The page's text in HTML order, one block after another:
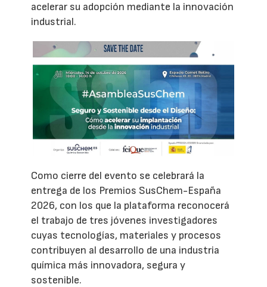
acelerar su adopción mediante la innovación
industrial.
Como cierre del evento se celebrará la
entrega de los Premios SusChem-España
2026, con los que la plataforma reconocerá
el trabajo de tres jóvenes investigadores
cuyas tecnologías, materiales y procesos
contribuyen al desarrollo de una industria
química más innovadora, segura y
sostenible.